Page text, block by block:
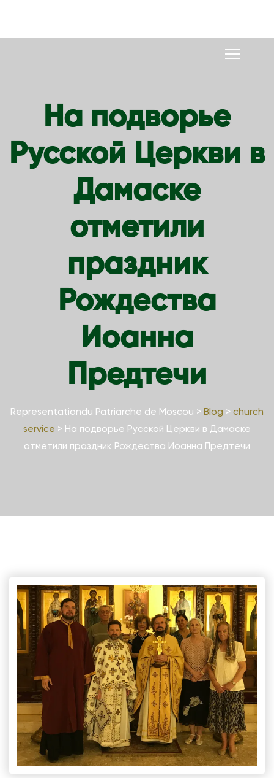
На подворье
Русской Церкви в
Дамаске
отметили
праздник
Рождества
Иоанна
Предтечи
Representationdu Patriarche de Moscou > Blog > church
service > На подворье Русской Церкви в Дамаске
отметили праздник Рождества Иоанна Предтечи